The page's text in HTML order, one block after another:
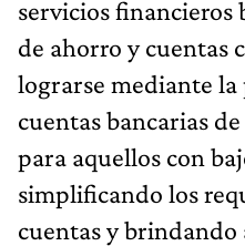
servicios financieros
de ahorro y cuentas
lograrse mediante
cuentas bancarias
para aquellos con
simplificando los
cuentas y